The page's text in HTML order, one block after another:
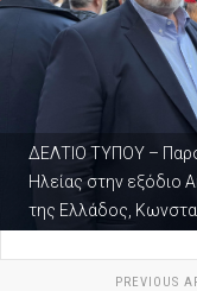
ΔΕΛΤΙΟ ΤΥΠΟΥ –
Ηλείας στην εξόδιο
της Ελλάδος,
PREVIOUS